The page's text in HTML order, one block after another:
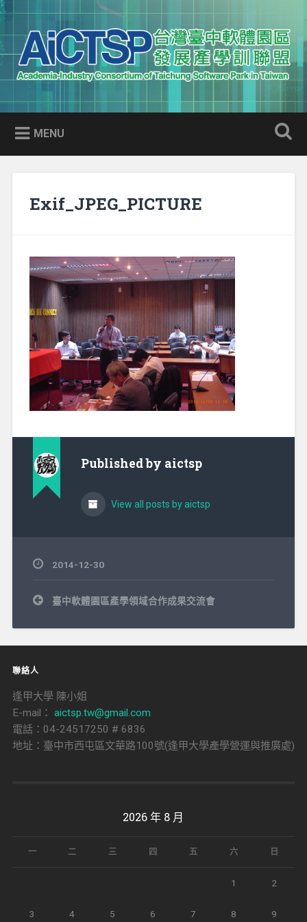
Skip
to
content
Search
AICTSP 台灣臺中軟體園區發展
產學訓聯盟
Academia-Industry Consortium of Taichung Software Park
in Taiwan
MENU
Exif_JPEG_PICTURE
Published by aictsp
View all posts by aictsp
2014-12-30
文
章
覽
臺中軟體園區產學領域合作成果交流會
聯絡人
逢甲大學 陳小姐
E-mail： aictsp.tw@gmail.com
電話：04-24517250 # 6836
地址：臺中市西屯區文華路100號(逢甲大學產學營運與推廣處)
2026 年 8 月
一 二 三 四 五 六 日
1 2
3 4 5 6 7 8 9